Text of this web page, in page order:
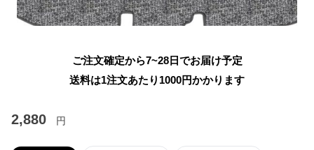
ご注文確定から7~28日でお届け予定
送料は1注文あたり 1000円かかります
2,880 円